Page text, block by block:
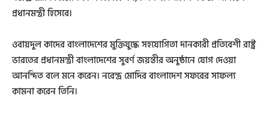
প্রধানমন্ত্রী হিসেবে।
ওবায়দুল কাদের বাংলাদেশের মুক্তিযুদ্ধে সহযোগিতা দানকারী প্রতিবেশী রাষ্ট্র
ভারতের প্রধানমন্ত্রী বাংলাদেশের সুবর্ণ জয়ন্তীর অনুষ্ঠানে যোগ দেওয়া
আনন্দিত বলে মনে করেন। নরেন্দ্র মোদির বাংলাদেশ সফরের সাফল্য
কামনা করেন তিনি।